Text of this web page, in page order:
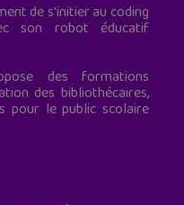
de s'initier au coding
son robot éducatif
des formations
des bibliothécaires,
pour le public scolaire